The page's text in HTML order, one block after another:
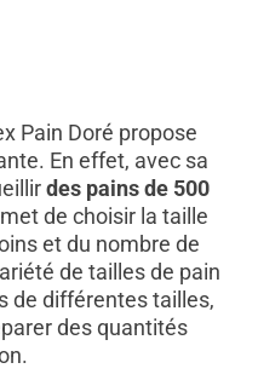
Pain Doré propose
En effet, avec sa
des pains de 500
de choisir la taille
et du nombre de
de tailles de pain
de différentes tailles,
des quantités